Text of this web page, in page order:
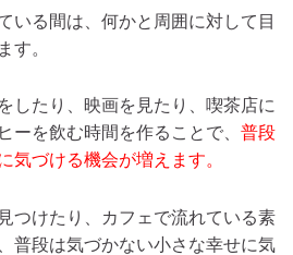
いる間は、何かと周囲に対して目
す。
したり、映画を見たり、喫茶店に
ーを飲む時間を作ることで、 普段
気づける機会が増えます。
つけたり、カフェで流れている素
普段は気づかない小さな幸せに気